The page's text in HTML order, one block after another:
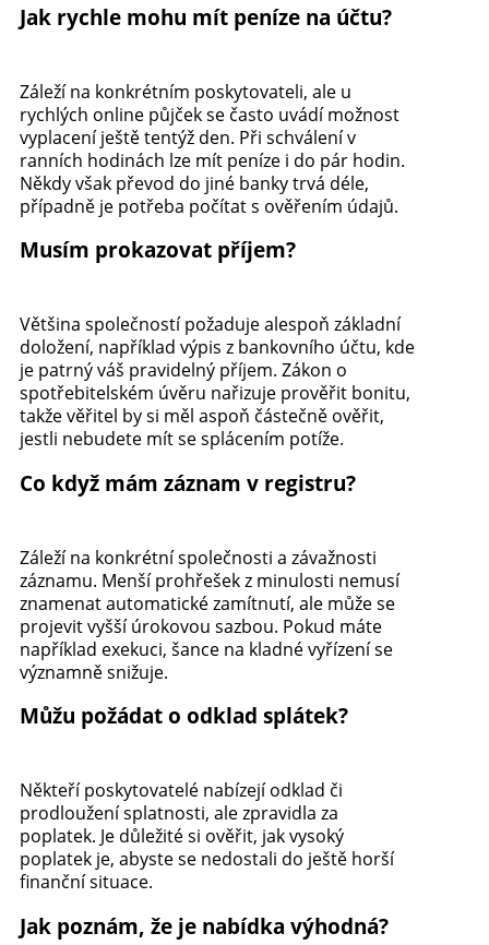
Jak rychle mohu mít peníze na účtu?
Záleží na konkrétním poskytovateli, ale u
rychlých online půjček se často uvádí možnost
vyplacení ještě tentýž den. Při schválení v
ranních hodinách lze mít peníze i do pár hodin.
Někdy však převod do jiné banky trvá déle,
případně je potřeba počítat s ověřením údajů.
Musím prokazovat příjem?
Většina společností požaduje alespoň základní
doložení, například výpis z bankovního účtu, kde
je patrný váš pravidelný příjem. Zákon o
spotřebitelském úvěru nařizuje prověřit bonitu,
takže věřitel by si měl aspoň částečně ověřit,
jestli nebudete mít se splácením potíže.
Co když mám záznam v registru?
Záleží na konkrétní společnosti a závažnosti
záznamu. Menší prohřešek z minulosti nemusí
znamenat automatické zamítnutí, ale může se
projevit vyšší úrokovou sazbou. Pokud máte
například exekuci, šance na kladné vyřízení se
významně snižuje.
Můžu požádat o odklad splátek?
Někteří poskytovatelé nabízejí odklad či
prodloužení splatnosti, ale zpravidla za
poplatek. Je důležité si ověřit, jak vysoký
poplatek je, abyste se nedostali do ještě horší
finanční situace.
Jak poznám, že je nabídka výhodná?